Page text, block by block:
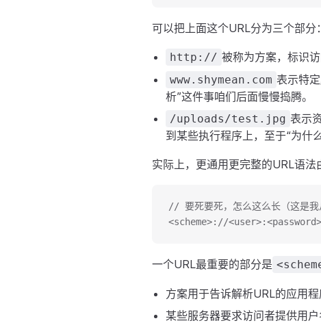
可以把上面这个URL分为三个部分：
http:// 被称为方案，标识
www.shymean.com 表示特
析”这件事咱们后面慢慢捣腾。
/uploads/test.jpg 表示
到某些执行程序上，至于“为什
实际上，更通用更完整的URL语
// 要死要死，怎么这么长（这是我
<scheme>://
一个URL最重要的部分是
方案用于告诉解析URL的应用
某些服务器要求访问者提供用